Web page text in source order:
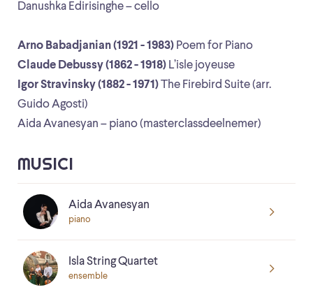
Danushka Edirisinghe – cello
Arno Babadjanian (1921 - 1983) Poem for Piano
Claude Debussy (1862 - 1918) L’isle joyeuse
Igor Stravinsky (1882 - 1971)The Firebird Suite (arr.
Guido Agosti)
Aida Avanesyan – piano (masterclassdeelnemer)
MUSICI
Aida Avanesyan
piano
Isla String Quartet
ensemble